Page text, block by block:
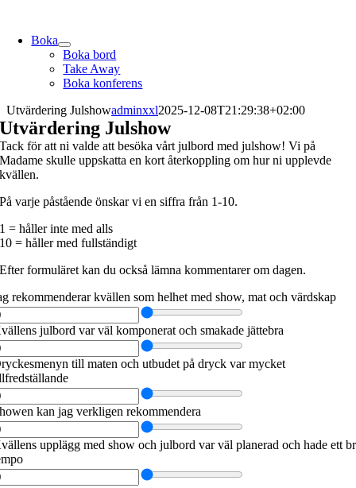
contentBoka
Boka bord
Take Away
Boka konferens
Utvärdering Julshowadminxxl2025-12-08T21:29:38+02:00
Utvärdering Julshow
Tack för att ni valde att besöka vårt julbord med julshow! Vi på
Madame skulle uppskatta en kort återkoppling om hur ni upplevde
kvällen.
På varje påstående önskar vi en siffra från 1-10.
1 = håller inte med alls
10 = håller med fullständigt
Efter formuläret kan du också lämna kommentarer om dagen.
rekommenderar kvällen som helhet med show, mat och värdskap
julbord var väl komponerat och smakade jättebra
till maten och utbudet på dryck var mycket
kan jag verkligen rekommendera
upplägg med show och julbord var väl planerad och hade ett